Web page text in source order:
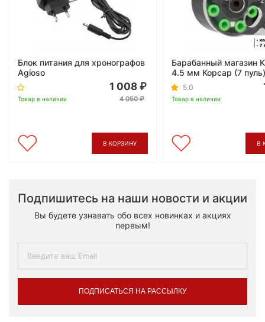
Блок питания для хронографов
Agioso
Товар в наличии
1 008
4 050
В КОРЗИНУ
Барабанный магазин
4.5 мм Корсар (7 пуль)
5.0
Товар в наличии
В
Подпишитесь на наши новости и акции
Вы будете узнавать обо всех новинках и акциях
первым!
ПОДПИСАТЬСЯ НА РАССЫЛКУ